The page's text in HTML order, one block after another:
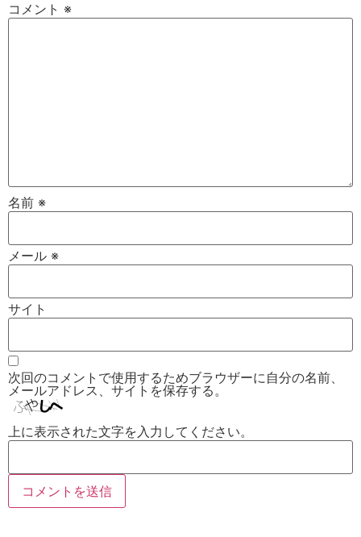
コメント ※
名前 ※
メール ※
サイト
次回のコメントで使用するためブラウザーに自分の名前、
メールアドレス、サイトを保存する。
上に表示された文字を入力してください。